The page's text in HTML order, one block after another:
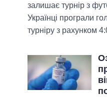
залишає турнір з
Українці програли
турніру з рахунком